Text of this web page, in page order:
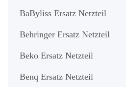
BaByliss Ersatz Netzteil
Behringer Ersatz Netzteil
Beko Ersatz Netzteil
Benq Ersatz Netzteil